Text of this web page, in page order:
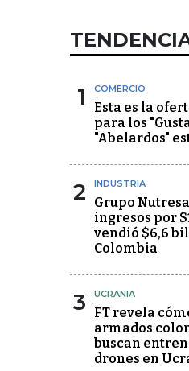
1 COMERCIO
Esta es la
para los
"Abelardos"
2 INDUSTRIA
Grupo
ingresos por
vendió $6,6
Colombia
3 UCRANIA
FT revela
armados
buscan
drones en